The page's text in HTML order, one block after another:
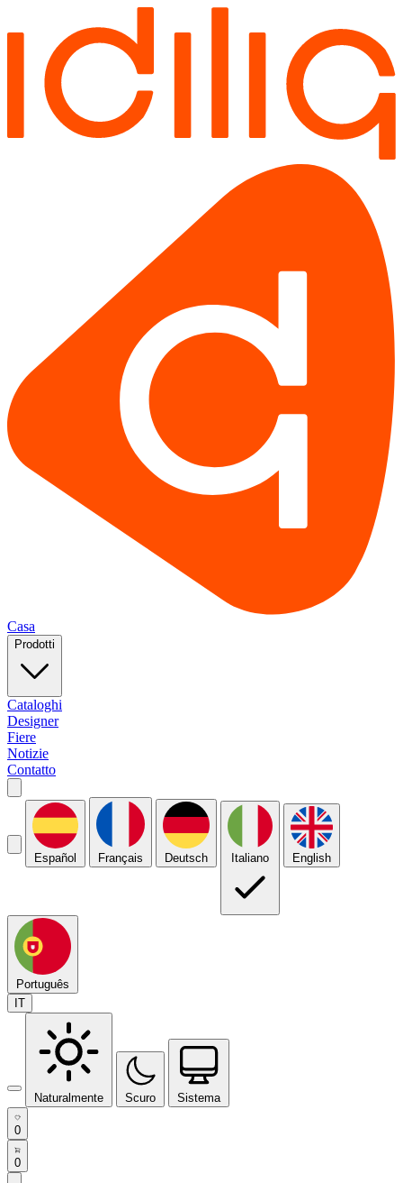
Casa
Prodotti
Cataloghi
Designer
Fiere
Notizie
Contatto
Español Français Deutsch Italiano English
Português
IT
Naturalmente Scuro Sistema
0
0